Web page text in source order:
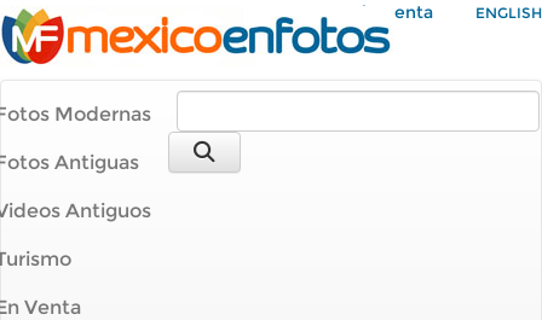
Mi Cuenta ENGLISH
Modernas
Antiguas
Antiguos
Venta